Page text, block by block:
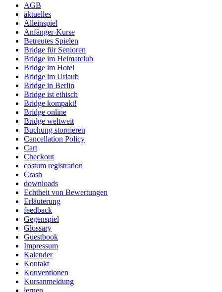
AGB
aktuelles
Alleinspiel
Anfänger-Kurse
Betreutes Spielen
Bridge für Senioren
Bridge im Heimatclub
Bridge im Hotel
Bridge im Urlaub
Bridge in Berlin
Bridge ist ethisch
Bridge kompakt!
Bridge online
Bridge weltweit
Buchung stornieren
Cancellation Policy
Cart
Checkout
costum registration
Crash
downloads
Echtheit von Bewertungen
Erläuterung
feedback
Gegenspiel
Glossary
Guestbook
Impressum
Kalender
Kontakt
Konventionen
Kursanmeldung
lernen